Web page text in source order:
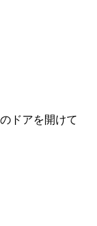
ドアを開けて